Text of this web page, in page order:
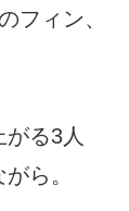
フィン、
る3人
ら。